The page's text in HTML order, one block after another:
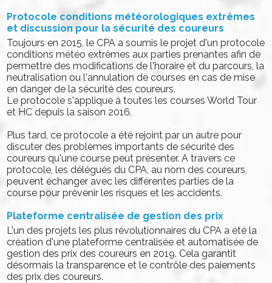
Protocole conditions météorologiques extrêmes
et discussion pour la sécurité des coureurs
Toujours en 2015, le CPA a soumis le projet d'un protocole
conditions météo extrêmes aux parties prenantes afin de
permettre des modifications de l'horaire et du parcours, la
neutralisation ou l'annulation de courses en cas de mise
en danger de la sécurité des coureurs.
Le protocole s'applique à toutes les courses World Tour
et HC depuis la saison 2016.
Plus tard, ce protocole a été rejoint par un autre pour
discuter des problèmes importants de sécurité des
coureurs qu'une course peut présenter. A travers ce
protocole, les délégués du CPA, au nom des coureurs,
peuvent échanger avec les différentes parties de la
course pour prévenir les risques et les accidents.
Plateforme centralisée de gestion des prix
L'un des projets les plus révolutionnaires du CPA a été la
création d'une plateforme centralisée et automatisée de
gestion des prix des coureurs en 2019. Cela garantit
désormais la transparence et le contrôle des paiements
des prix des coureurs.